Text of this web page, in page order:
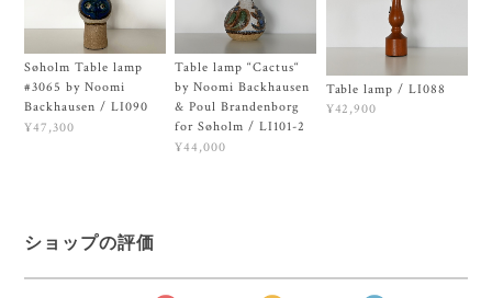
Søholm Table lamp
#3065 by Noomi
Backhausen / LI090
¥47,300
Table lamp “Cactus“
by Noomi Backhausen
& Poul Brandenborg
for Søholm / LI101-2
¥44,000
Table lamp / LI088
¥42,900
ショップの評価